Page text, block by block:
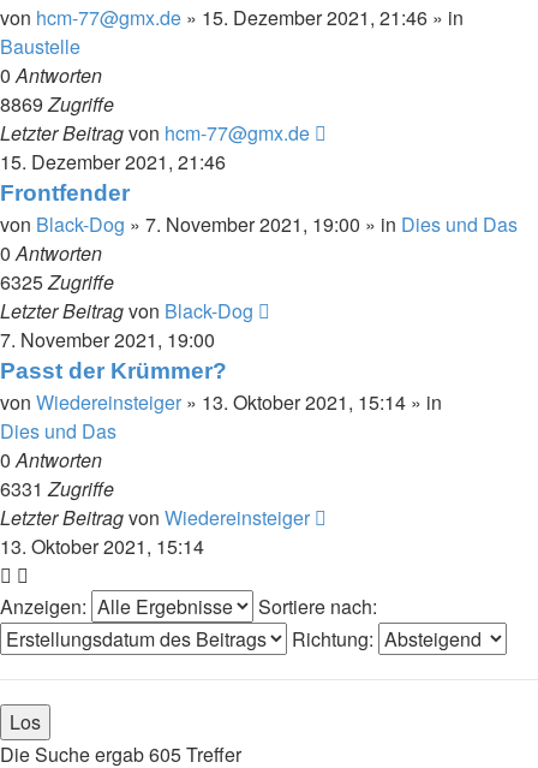
von hcm-77@gmx.de » 15. Dezember 2021, 21:46 » in
Baustelle
0Antworten
8869Zugriffe
Letzter Beitragvon hcm-77@gmx.de
15. Dezember 2021, 21:46
Frontfender
von Black-Dog » 7. November 2021, 19:00 » in Dies und Das
0Antworten
6325Zugriffe
Letzter Beitragvon Black-Dog
7. November 2021, 19:00
Passt der Krümmer?
von Wiedereinsteiger » 13. Oktober 2021, 15:14 » in
Dies und Das
0Antworten
6331Zugriffe
Letzter Beitragvon Wiedereinsteiger
13. Oktober 2021, 15:14
Anzeigen:
Sortiere nach:
Richtung:
Die Suche ergab 605 Treffer